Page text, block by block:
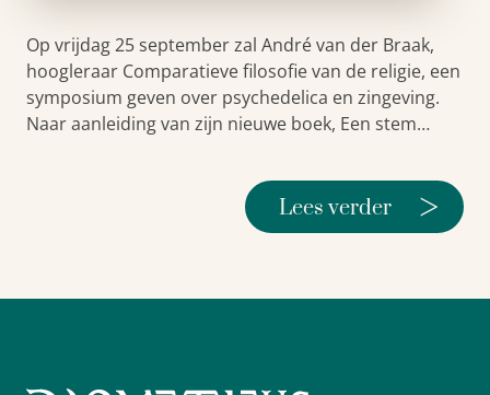
Op vrijdag 25 september zal André van der Braak,
hoogleraar Comparatieve filosofie van de religie, een
symposium geven over psychedelica en zingeving.
Naar aanleiding van zijn nieuwe boek, Een stem…
Lees verder >